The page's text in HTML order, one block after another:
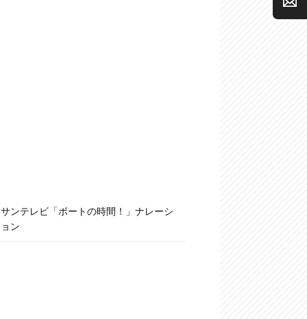
サンテレビ「ボートの時間！」ナレーシ
ョン